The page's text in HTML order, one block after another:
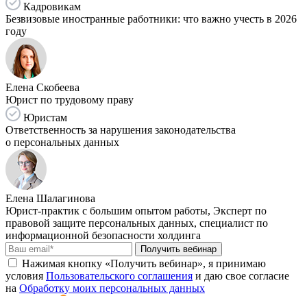
Кадровикам
Безвизовые иностранные работники: что важно учесть в 2026
году
Елена Скобеева
Юрист по трудовому праву
Юристам
Ответственность за нарушения законодательства
о персональных данных
Елена Шалагинова
Юрист-практик с большим опытом работы, Эксперт по
правовой защите персональных данных, специалист по
информационной безопасности холдинга
Получить вебинар
Нажимая кнопку «Получить вебинар», я принимаю
условия Пользовательского соглашения и даю свое согласие
на Обработку моих персональных данных